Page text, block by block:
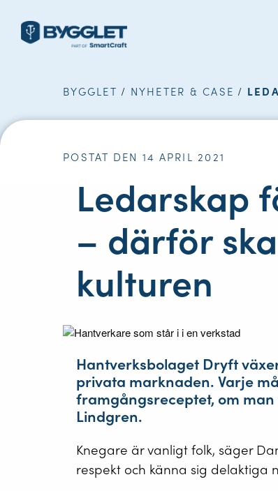
BYGGLET / NYHETER & CASE /
POSTAT DEN 14 APRIL 2021
Ledarskap
– därför
kulturen
Hantverksbolaget Dryft
privata marknaden. Varje
framgångsreceptet, om
Lindgren.
Knegare är vanligt folk, säger
respekt och känna sig delaktiga